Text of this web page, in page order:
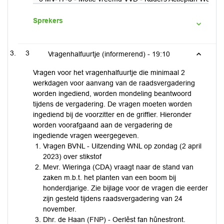
Sprekers
3 Vragenhalfuurtje (informerend) - 19:10
Vragen voor het vragenhalfuurtje die minimaal 2
werkdagen voor aanvang van de raadsvergadering
worden ingediend, worden mondeling beantwoord
tijdens de vergadering. De vragen moeten worden
ingediend bij de voorzitter en de griffier. Hieronder
worden voorafgaand aan de vergadering de
ingediende vragen weergegeven.
Vragen BVNL - Uitzending WNL op zondag (2 april
2023) over stikstof
Mevr. Wieringa (CDA) vraagt naar de stand van
zaken m.b.t. het planten van een boom bij
honderdjarige. Zie bijlage voor de vragen die eerder
zijn gesteld tijdens raadsvergadering van 24
november.
Dhr. de Haan (FNP) - Oerlêst fan hûnestront.